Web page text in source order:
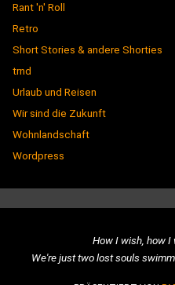
Rant 'n' Roll
Retro
Short Stories & andere Shorties
trnd
Urlaub und Reisen
Wir sind die Zukunft
Wohnlandschaft
Wordpress
How I wish, how I
We're just two lost souls